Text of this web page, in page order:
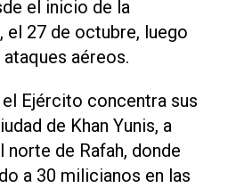
el inicio de la
27 de octubre, luego
aéreos.
Ejército concentra sus
de Khan Yunis, a
de Rafah, donde
a 30 milicianos en las